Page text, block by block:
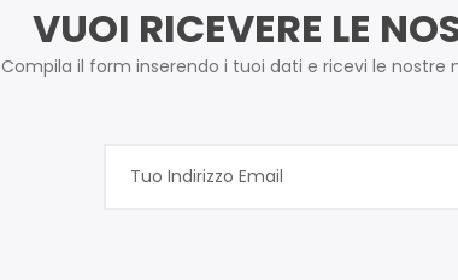
VUOI RICEVERE LE
Compila il form inserendo i tuoi dati e ricevi le